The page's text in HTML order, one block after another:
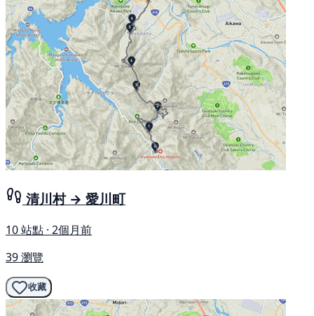
清川村 → 愛川町
10 站點 · 2個月前
39 瀏覽
收藏